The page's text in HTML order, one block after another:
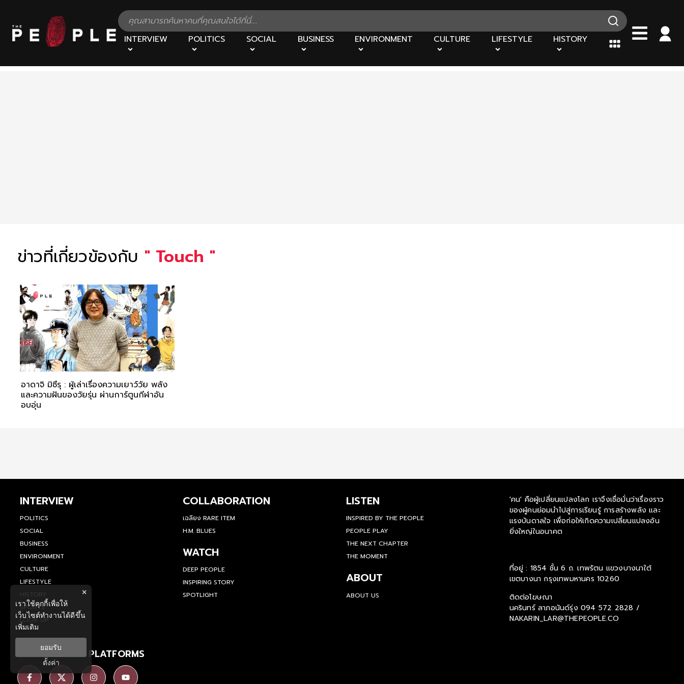
INTERVIEW POLITICS SOCIAL BUSINESS ENVIRONMENT CULTURE LIFESTYLE HISTORY
ข่าวที่เกี่ยวข้องกับ " Touch "
อาดาจิ มิซึรุ : ผู้เล่าเรื่องความเยาว์วัย พลัง
และความฝันของวัยรุ่น ผ่านการ์ตูนกีฬาอัน
อบอุ่น
INTERVIEW
POLITICS
SOCIAL
BUSINESS
ENVIRONMENT
CULTURE
LIFESTYLE
HISTORY
SPORTS
LOOK UP
COLLABORATION
เฉลียง RARE ITEM
H.M. BLUES
WATCH
DEEP PEOPLE
INSPIRING STORY
SPOTLIGHT
LISTEN
INSPIRED BY THE PEOPLE
PEOPLE PLAY
THE NEXT CHAPTER
THE MOMENT
ABOUT
ABOUT US
'คน' คือผู้เปลี่ยนแปลงโลก เราจึงเชื่อมั่นว่าเรื่องราว
ของผู้คนย่อมนำไปสู่การเรียนรู้ การสร้างพลัง และ
แรงบันดาลใจ เพื่อก่อให้เกิดความเปลี่ยนแปลงอัน
ยิ่งใหญ่ในอนาคต
ที่อยู่ : 1854 ชั้น 6 ถ. เทพรัตน แขวงบางนาใต้
เขตบางนา กรุงเทพมหานคร 10260
ติดต่อโฆษณา
นครินทร์ ลาภอนันด์รุ่ง 094 572 2828 /
NAKARIN_LAR@THEPEOPLE.CO
SOCIAL MEDIA PLATFORMS
×
เราใช้คุกกี้เพื่อให้
เว็บไซต์ทำงานได้ดีขึ้น
เพิ่มเติม
ยอมรับ
ตั้งค่า